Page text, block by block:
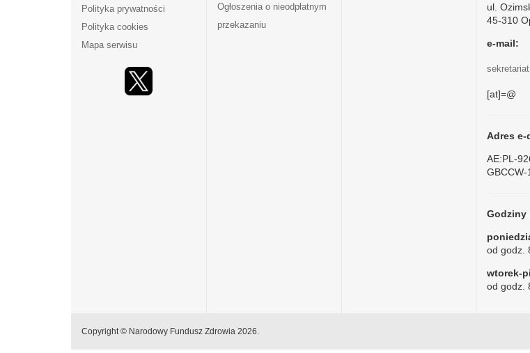
Polityka prywatności
Polityka cookies
Mapa serwisu
Ogłoszenia o nieodpłatnym
przekazaniu
ul.
45-310
e-mail:
[at]=@
Adres e-
AE:PL-
GBCCW-
Godziny
od godz.
wtorek-
od godz.
Copyright © Narodowy Fundusz Zdrowia 2026.